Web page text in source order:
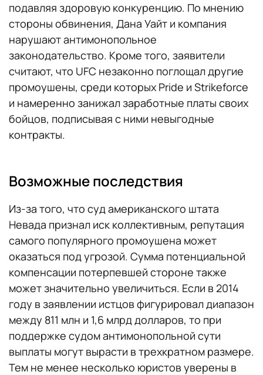
подавляя здоровую конкуренцию. По мнению
стороны обвинения, Дана Уайт и компания
нарушают антимонопольное
законодательство. Кроме того, заявители
считают, что UFC незаконно поглощал другие
промоушены, среди которых Pride и Strikeforce
и намеренно занижал заработные платы своих
бойцов, подписывая с ними невыгодные
контракты.
Возможные последствия
Из-за того, что суд американского штата
Невада признал иск коллективным, репутация
самого популярного промоушена может
оказаться под угрозой. Сумма потенциальной
компенсации потерпевшей стороне также
может значительно увеличиться. Если в 2014
году в заявлении истцов фигурировал диапазон
между 811 млн и 1,6 млрд долларов, то при
поддержке судом антимонопольной сути
выплаты могут вырасти в трехкратном размере.
Тем не менее несколько юристов уверены в